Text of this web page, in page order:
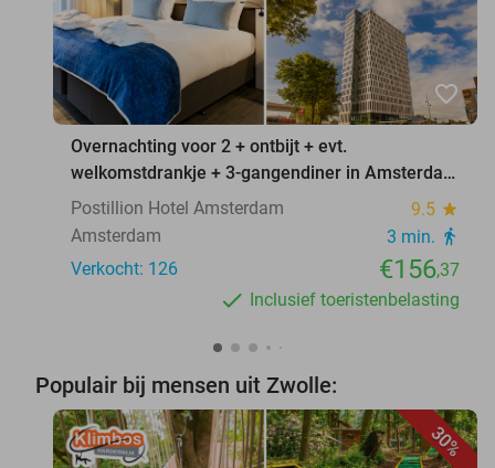
favorite_border
Overnachting voor 2 + ontbijt + evt.
welkomstdrankje + 3-gangendiner in Amsterdam
of Spa Weesp
Postillion Hotel Amsterdam 9.5 star
Amsterdam 3 min. directions_walk
Verkocht: 126 €156,37
Inclusief toeristenbelasting
Populair bij mensen uit Zwolle:
30%